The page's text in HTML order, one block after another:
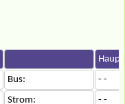
Bus:
- -
Strom:
- -